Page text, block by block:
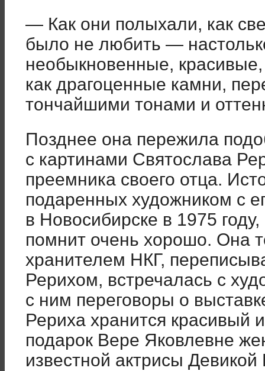
— Как они полыхали, как
было не любить —
необыкновенные,
как драгоценные камни,
тончайшими тонами и
Позднее она пережила
с картинами Святослава
преемника своего отца.
подаренных художником с
в Новосибирске в 1975
помнит очень хорошо. Она
хранителем НКГ,
Рерихом, встречалась с
с ним переговоры о
Рериха хранится красивый
подарок Вере Яковлевне
известной актрисы Девикой